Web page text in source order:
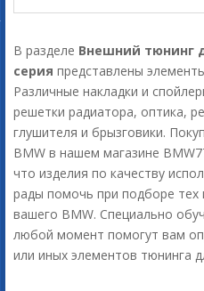
В разделе Внешний тюнинг
серия представлены
Различные накладки и
решетки радиатора, оптика,
глушителя и брызговики.
BMW в нашем магазине
что изделия по качеству
рады помочь при подборе тех
вашего BMW. Специально
любой момент помогут вам
или иных элементов тюнинга